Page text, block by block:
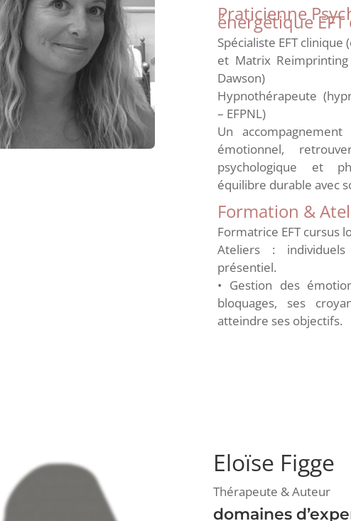
Praticienne
énergétique
Spécialiste EFT clinique
et Matrix
Dawson)
Hypnothérapeute
– EFPNL)
Un
émotionnel,
psychologique et
équilibre durable avec
Formation &
Formatrice EFT cursus
Ateliers :
présentiel.
• Gestion des
bloquages, ses
atteindre ses objectifs.
Eloïse Figge
Thérapeute & Auteur
domaines